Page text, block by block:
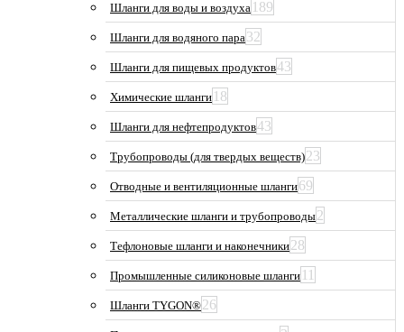
Шланги для воды и воздуха 189
Шланги для водяного пара32
Шланги для пищевых продуктов43
Химические шланги 18
Шланги для нефтепродуктов43
Трубопроводы (для твердых веществ)23
Отводные и вентиляционные шланги69
Металлические шланги и трубопроводы2
Тефлоновые шланги и наконечники28
Промышленные силиконовые шланги 11
Шланги TYGON®26